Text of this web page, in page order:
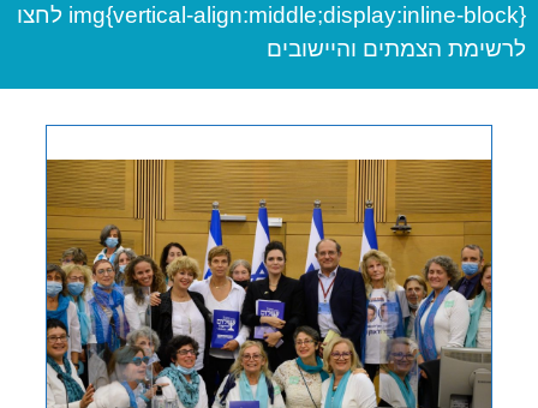
img{vertical-align:middle;display:inline-block} לחצו
לרשימת הצמתים והיישובים